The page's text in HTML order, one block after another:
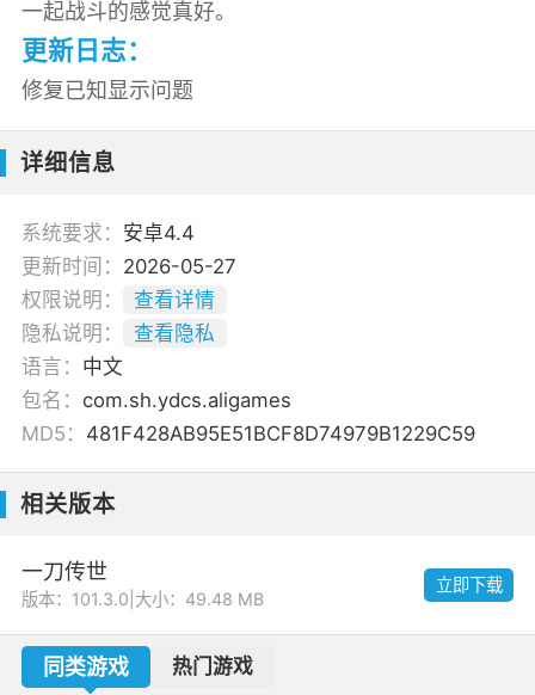
一起战斗的感觉真好。
更新日志：
修复已知显示问题
详细信息
系统要求： 安卓4.4
更新时间： 2026-05-27
权限说明：
查看详情
隐私说明：
查看隐私
语言： 中文
包名： com.sh.ydcs.aligames
MD5： 481F428AB95E51BCF8D74979B1229C59
相关版本
一刀传世
版本：101.3.0 大小：49.48 MB
立即下载
同类游戏 热门游戏